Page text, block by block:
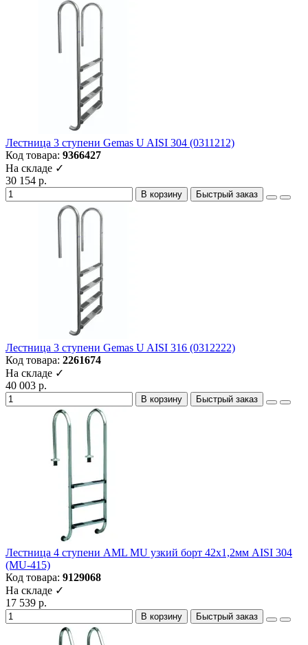
Лестница 3 ступени Gemas U AISI 304 (0311212)
Код товара: 9366427
На складе ✓
30 154 р.
В корзину Быстрый заказ
Лестница 3 ступени Gemas U AISI 316 (0312222)
Код товара: 2261674
На складе ✓
40 003 р.
В корзину Быстрый заказ
Лестница 4 ступени AML MU узкий борт 42х1,2мм AISI 304
(MU-415)
Код товара: 9129068
На складе ✓
17 539 р.
В корзину Быстрый заказ